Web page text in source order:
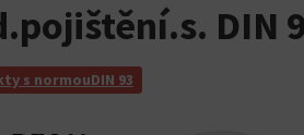
DIN
s normouDIN 93